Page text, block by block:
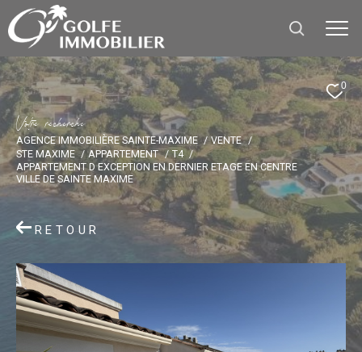
0
Votre recherche
AGENCE IMMOBILIÈRE SAINTE-MAXIME
VENTE
STE MAXIME
APPARTEMENT
T4
APPARTEMENT D EXCEPTION EN DERNIER ETAGE EN CENTRE
VILLE DE SAINTE MAXIME
RETOUR